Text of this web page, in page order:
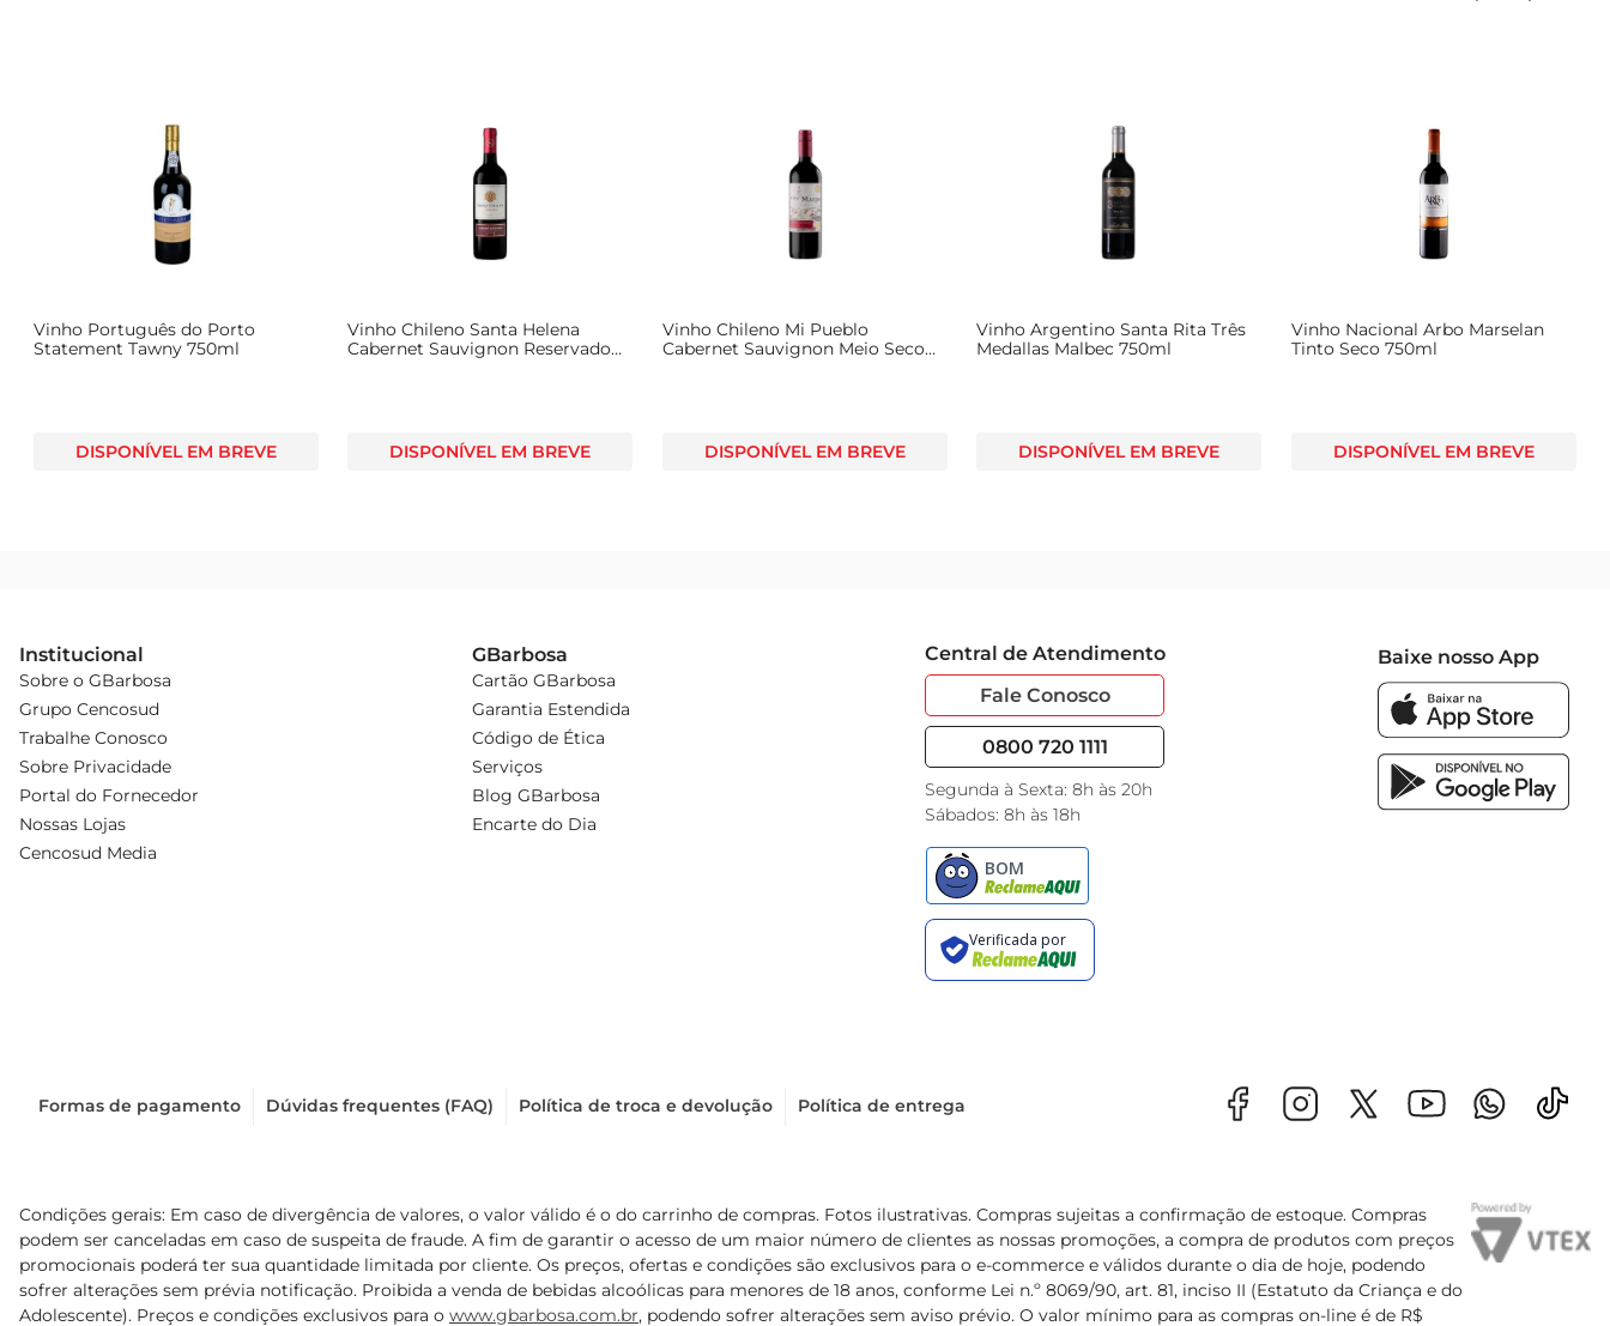
O Vinho Chi Jardin de Macul Merlot é apresentado em uma garrafa de 750ml, ideal para compartilhar momentos especiais com amigos e familiares. Seu teor alcoólico é de 13,5,
equilibrandose com a doçura natural das frutas. A embalagem é prática e elegante, perfeita para presentear ou para compor sua adega pessoal.
Aprecie o Vinho Chi Jardin de Macul Merlot e descubra um mundo de sabores que traz a tradição e a qualidade dos vinhos chilenos para sua mesa.
Vinho Português do Porto
Statement Tawny 750ml
DISPONÍVEL EM BREVE
Vinho Chileno Santa Helena
Cabernet Sauvignon Reservado
DISPONÍVEL EM BREVE
Vinho Chileno Mi Pueblo
Cabernet Sauvignon Meio Seco
DISPONÍVEL EM BREVE
Vinho Argentino Santa Rita Três
Medallas Malbec 750ml
DISPONÍVEL EM BREVE
Vinho Nacional Arbo Marselan
Tinto Seco 750ml
DISPONÍVEL EM BREVE
Institucional
Sobre o GBarbosa
Grupo Cencosud
Trabalhe Conosco
Sobre Privacidade
Portal do Fornecedor
Nossas Lojas
Cencosud Media
GBarbosa
Cartão GBarbosa
Garantia Estendida
Código de Ética
Serviços
Blog GBarbosa
Encarte do Dia
Central de Atendimento
Fale Conosco
0800 720 1111
Segunda à Sexta: 8h às 20h
Sábados: 8h às 18h
Baixe nosso App
Formas de pagamento Dúvidas frequentes (FAQ) Política de troca e devolução Política de entrega
Condições gerais: Em caso de divergência de valores, o valor válido é o do carrinho de compras. Fotos ilustrativas. Compras sujeitas a confirmação de estoque. Compras
podem ser canceladas em caso de suspeita de fraude. A fim de garantir o acesso de um maior número de clientes as nossas promoções, a compra de produtos com preços
promocionais poderá ter sua quantidade limitada por cliente. Os preços, ofertas e condições são exclusivos para o e-commerce e válidos durante o dia de hoje, podendo
sofrer alterações sem prévia notificação. Proibida a venda de bebidas alcoólicas para menores de 18 anos, conforme Lei n.º 8069/90, art. 81, inciso II (Estatuto da Criança e do
Adolescente). Preços e condições exclusivos para o www.gbarbosa.com.br, podendo sofrer alterações sem aviso prévio. O valor mínimo para as compras on-line é de R$